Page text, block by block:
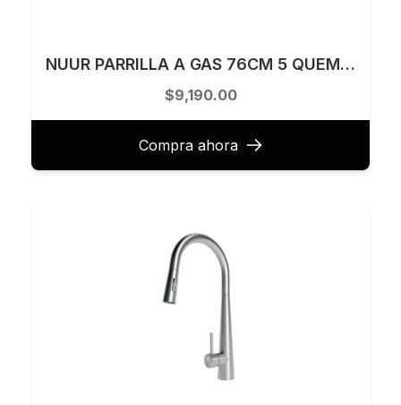
NUUR PARRILLA A GAS 76CM 5 QUEMADORES VT MATE PARGA5VTM-L
$9,190.00
Compra ahora